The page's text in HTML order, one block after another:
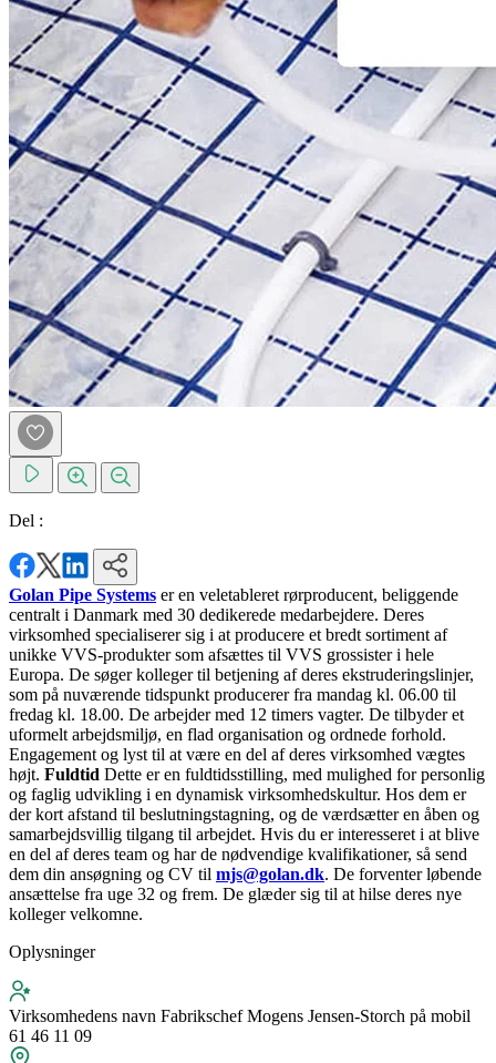
Del :
Golan Pipe Systems er en veletableret rørproducent, beliggende
centralt i Danmark med 30 dedikerede medarbejdere. Deres
virksomhed specialiserer sig i at producere et bredt sortiment af
unikke VVS-produkter som afsættes til VVS grossister i hele
Europa. De søger kolleger til betjening af deres ekstruderingslinjer,
som på nuværende tidspunkt producerer fra mandag kl. 06.00 til
fredag kl. 18.00. De arbejder med 12 timers vagter. De tilbyder et
uformelt arbejdsmiljø, en flad organisation og ordnede forhold.
Engagement og lyst til at være en del af deres virksomhed vægtes
højt. Fuldtid Dette er en fuldtidsstilling, med mulighed for personlig
og faglig udvikling i en dynamisk virksomhedskultur. Hos dem er
der kort afstand til beslutningstagning, og de værdsætter en åben og
samarbejdsvillig tilgang til arbejdet. Hvis du er interesseret i at blive
en del af deres team og har de nødvendige kvalifikationer, så send
dem din ansøgning og CV til mjs@golan.dk. De forventer løbende
ansættelse fra uge 32 og frem. De glæder sig til at hilse deres nye
kolleger velkomne.
Oplysninger
Virksomhedens navn Fabrikschef Mogens Jensen-Storch på mobil
61 46 11 09